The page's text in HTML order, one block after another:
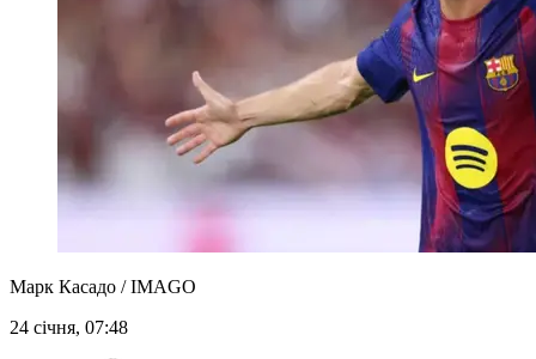
Марк Касадо / IMAGO
24 січня, 07:48